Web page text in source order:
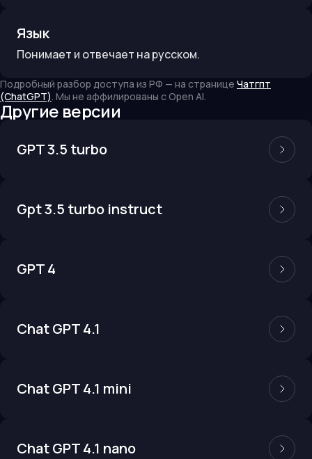
Язык
Понимает и отвечает на русском.
Подробный разбор доступа из РФ — на странице Чатгпт
(ChatGPT). Мы не аффилированы с Open AI.
Другие версии
GPT 3.5 turbo
Gpt 3.5 turbo instruct
GPT 4
Chat GPT 4.1
Chat GPT 4.1 mini
Chat GPT 4.1 nano